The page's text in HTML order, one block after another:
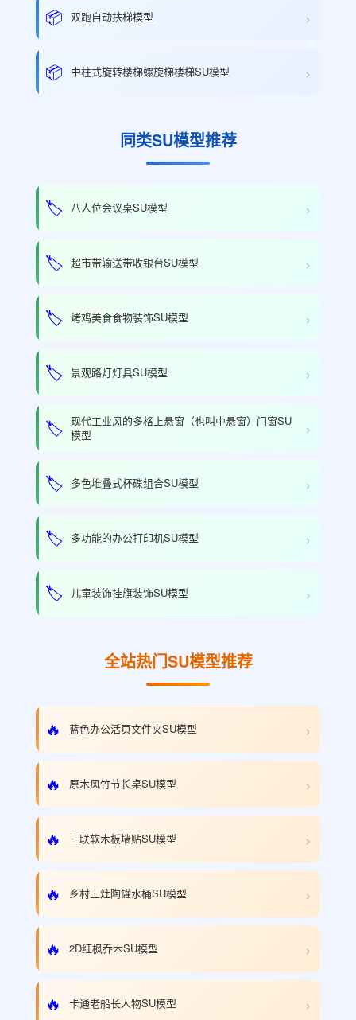
📦 双跑自动扶梯模型 ›
📦 中柱式旋转楼梯螺旋梯楼梯SU模型 ›
同类SU模型推荐
🏷️ 八人位会议桌SU模型 ›
🏷️ 超市带输送带收银台SU模型 ›
🏷️ 烤鸡美食食物装饰SU模型 ›
🏷️ 景观路灯灯具SU模型 ›
🏷️ 现代工业风的多格上悬窗（也叫中悬窗）门窗SU
模型
›
🏷️ 多色堆叠式杯碟组合SU模型 ›
🏷️ 多功能的办公打印机SU模型 ›
🏷️ 儿童装饰挂旗装饰SU模型 ›
全站热门SU模型推荐
🔥 蓝色办公活页文件夹SU模型 ›
🔥 原木风竹节长桌SU模型 ›
🔥 三联软木板墙贴SU模型 ›
🔥 乡村土灶陶罐水桶SU模型 ›
🔥 2D红枫乔木SU模型 ›
🔥 卡通老船长人物SU模型 ›